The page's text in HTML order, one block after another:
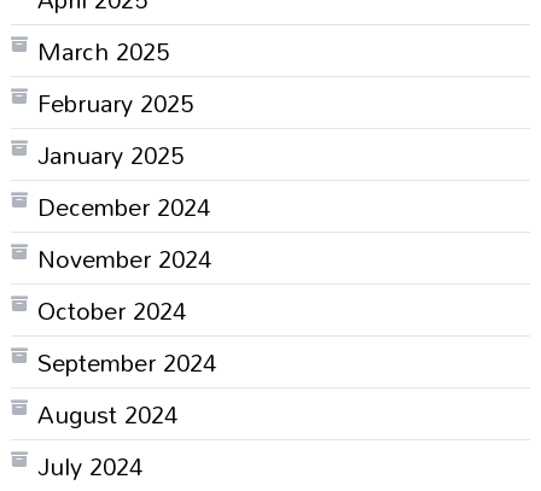
March 2025
February 2025
January 2025
December 2024
November 2024
October 2024
September 2024
August 2024
July 2024